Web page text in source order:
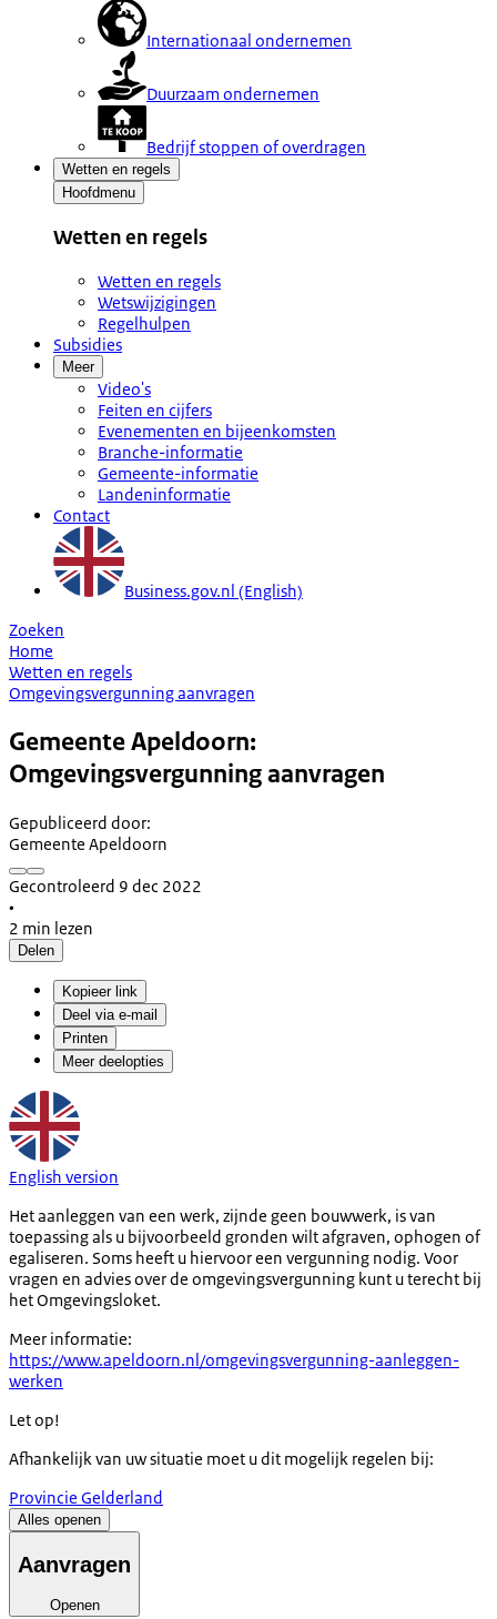
Internationaal ondernemen
Duurzaam ondernemen
Bedrijf stoppen of overdragen
Wetten en regels
Hoofdmenu
Wetten en regels
Wetten en regels
Wetswijzigingen
Regelhulpen
Subsidies
Meer
Video's
Feiten en cijfers
Evenementen en bijeenkomsten
Branche-informatie
Gemeente-informatie
Landeninformatie
Contact
Business.gov.nl (English)
Zoeken
Home
Wetten en regels
Omgevingsvergunning aanvragen
Gemeente Apeldoorn:
Omgevingsvergunning aanvragen
Gepubliceerd door:
Gemeente Apeldoorn
Gecontroleerd 9 dec 2022
•
2 min lezen
Delen
Kopieer link
Deel via e-mail
Printen
Meer deelopties
English version
Het aanleggen van een werk, zijnde geen bouwwerk, is van
toepassing als u bijvoorbeeld gronden wilt afgraven, ophogen of
egaliseren. Soms heeft u hiervoor een vergunning nodig. Voor
vragen en advies over de omgevingsvergunning kunt u terecht bij
het Omgevingsloket.
Meer informatie:
https://www.apeldoorn.nl/omgevingsvergunning-aanleggen-
werken
Let op!
Afhankelijk van uw situatie moet u dit mogelijk regelen bij:
Provincie Gelderland
Alles openen
Aanvragen
Openen